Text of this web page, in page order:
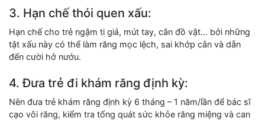
3. Hạn chế thói quen xấu:
Hạn chế cho trẻ ngậm ti giả, mút tay, cắn đồ vật… bởi những
tật xấu này có thể làm răng mọc lệch, sai khớp cắn và dẫn
đến cười hở nướu.
4. Đưa trẻ đi khám răng định kỳ:
Nên đưa trẻ khám răng định kỳ 6 tháng – 1 năm/lần để bác sĩ
cạo vôi răng, kiểm tra tổng quát sức khỏe răng miệng và can